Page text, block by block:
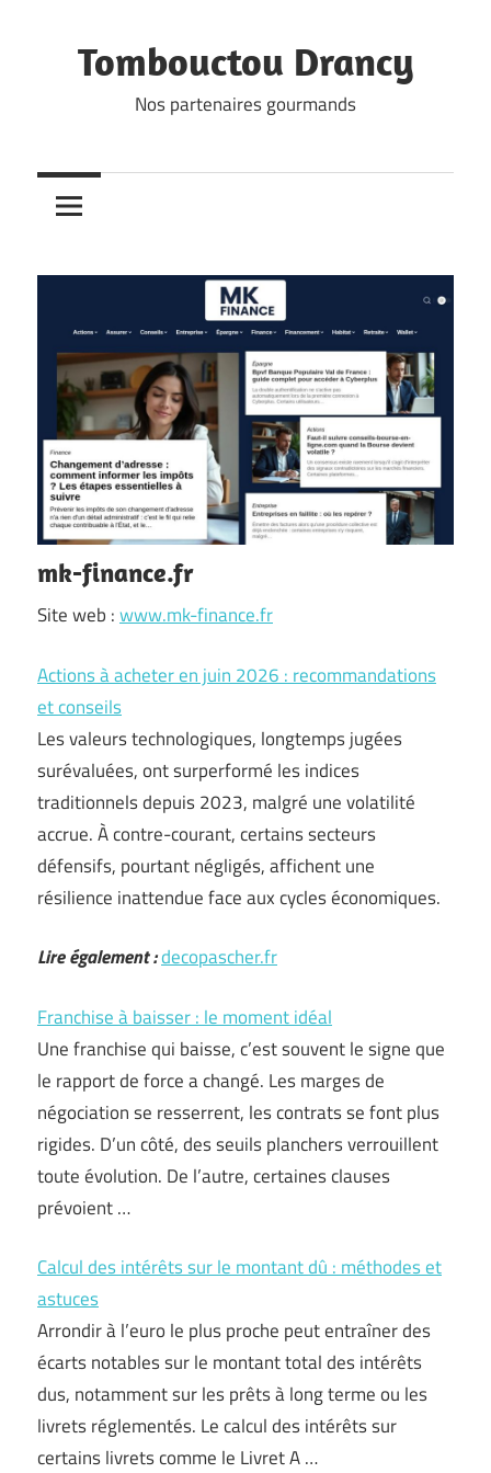
contentTombouctou Drancy
Nos partenaires gourmands
mk-finance.fr
Site web :www.mk-finance.fr
Actions à acheter en juin 2026 : recommandations
et conseils
Les valeurs technologiques, longtemps jugées
surévaluées, ont surperformé les indices
traditionnels depuis 2023, malgré une volatilité
accrue. À contre-courant, certains secteurs
défensifs, pourtant négligés, affichent une
résilience inattendue face aux cycles économiques.
Lire également :decopascher.fr
Franchise à baisser : le moment idéal
Une franchise qui baisse, c’est souvent le signe que
le rapport de force a changé. Les marges de
négociation se resserrent, les contrats se font plus
rigides. D’un côté, des seuils planchers verrouillent
toute évolution. De l’autre, certaines clauses
prévoient …
Calcul des intérêts sur le montant dû : méthodes et
astuces
Arrondir à l’euro le plus proche peut entraîner des
écarts notables sur le montant total des intérêts
dus, notamment sur les prêts à long terme ou les
livrets réglementés. Le calcul des intérêts sur
certains livrets comme le Livret A …